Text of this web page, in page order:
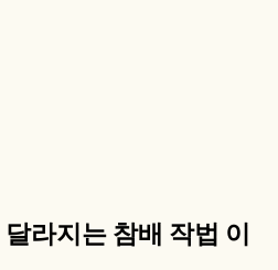
라지는 참배 작법 이